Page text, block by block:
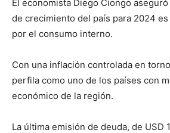
El economista Diego Ciongo
de crecimiento del país para 2024
por el consumo interno.
Con una inflación controlada en
perfila como uno de los países con
económico de la región.
La última emisión de deuda, de USD